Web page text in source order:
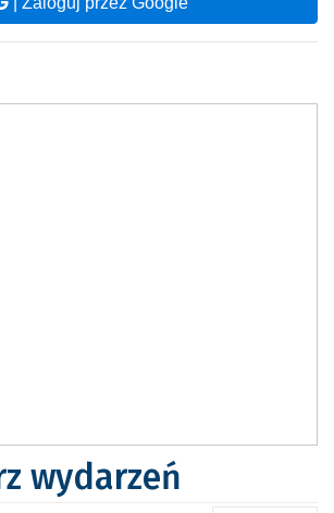
wydarzeń